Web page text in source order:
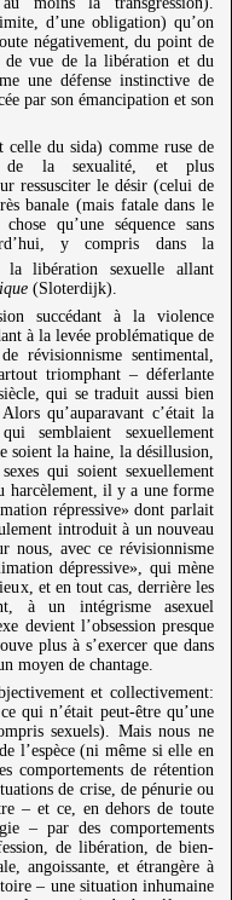
d’une obligation) qu’on
négativement, du point de
vue de la libération et du
une défense instinctive de
par son émancipation et son
celle du sida) comme ruse de
de la sexualité, et plus
ressusciter le désir (celui de
banale (mais fatale dans le
qu’une séquence sans
y compris dans la
libération sexuelle allant
(Sloterdijk).
succédant à la violence
à la levée problématique de
révisionnisme sentimental,
triomphant – déferlante
qui se traduit aussi bien
qu’auparavant c’était la
semblaient sexuellement
soient la haine, la désillusion,
qui soient sexuellement
harcèlement, il y a une forme
répressive» dont parlait
introduit à un nouveau
nous, avec ce révisionnisme
dépressive», qui mène
et en tout cas, derrière les
à un intégrisme asexuel
devient l’obsession presque
plus à s’exercer que dans
moyen de chantage.
et collectivement:
qui n’était peut-être qu’une
sexuels). Mais nous ne
l’espèce (ni même si elle en
comportements de rétention
de crise, de pénurie ou
– et ce, en dehors de toute
– par des comportements
de libération, de bien-
angoissante, et étrangère à
– une situation inhumaine